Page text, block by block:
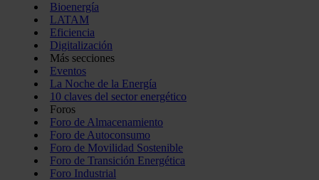
Bioenergía
LATAM
Eficiencia
Digitalización
Más secciones
Eventos
La Noche de la Energía
10 claves del sector energético
Foros
Foro de Almacenamiento
Foro de Autoconsumo
Foro de Movilidad Sostenible
Foro de Transición Energética
Foro Industrial